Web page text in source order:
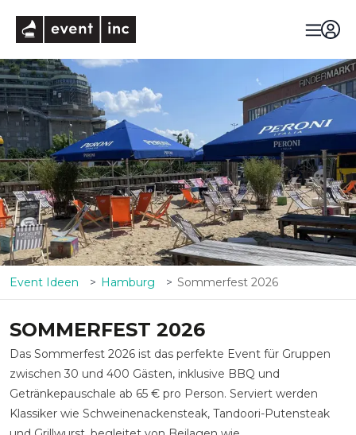
Event Ideen Hamburg Sommerfest 2026
SOMMERFEST 2026
Das Sommerfest 2026 ist das perfekte Event für Gruppen
zwischen 30 und 400 Gästen, inklusive BBQ und
Getränkepauschale ab 65 € pro Person. Serviert werden
Klassiker wie Schweinenackensteak, Tandoori-Putensteak